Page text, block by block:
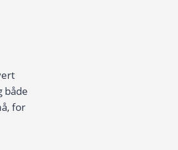
både
for